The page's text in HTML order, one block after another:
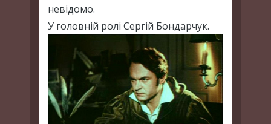
невідомо.
У головній ролі Сергій Бондарчук.